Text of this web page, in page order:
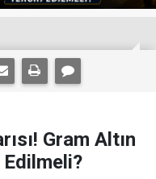
Gram Altın
Edilmeli?